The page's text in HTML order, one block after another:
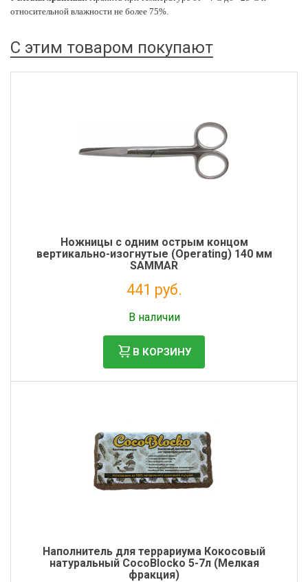
относительной влажности не более 75%.
С этим товаром покупают
Ножницы с одним острым концом
вертикально-изогнутые (Operating) 140 мм
SAMMAR
441 руб.
В наличии
В КОРЗИНУ
Наполнитель для террариума Кокосовый
натуральный CocoBlocko 5-7л (Мелкая
фракция)